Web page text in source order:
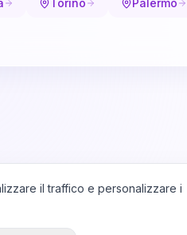
il traffico e personalizzare i